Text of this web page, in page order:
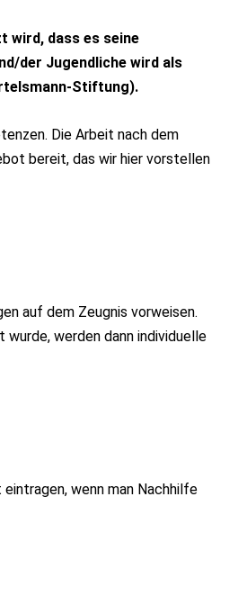
wird, dass es seine
der Jugendliche wird als
Stiftung).
Die Arbeit nach dem
bereit, das wir hier vorstellen
auf dem Zeugnis vorweisen.
werden dann individuelle
wenn man Nachhilfe